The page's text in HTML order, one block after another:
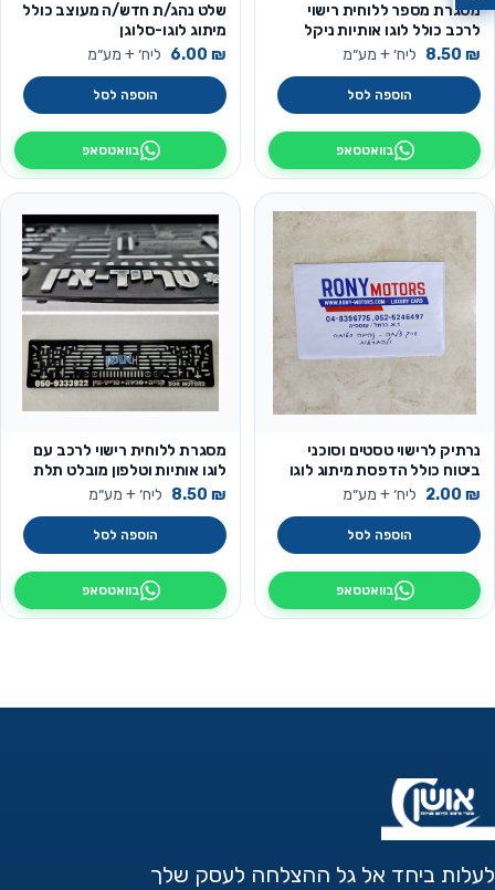
מסגרת מספר ללוחית רישוי
לרכב כולל לוגו אותיות ניקל
מובלט תלת מימד
8.50 ₪ ליח׳ + מע״מ
הוספה לסל
בוואטסאפ
שלט נהג/ת חדש/ה מעוצב כולל
מיתוג לוגו-סלוגן
6.00 ₪ ליח׳ + מע״מ
הוספה לסל
בוואטסאפ
נרתיק לרישוי טסטים וסוכני
ביטוח כולל הדפסת מיתוג לוגו
2.00 ₪ ליח׳ + מע״מ
הוספה לסל
בוואטסאפ
מסגרת ללוחית רישוי לרכב עם
לוגו אותיות וטלפון מובלט תלת
מימד8.50 ₪ ליח׳ + מע״מ
הוספה לסל
בוואטסאפ
לעלות ביחד אל גל ההצלחה לעסק שלך